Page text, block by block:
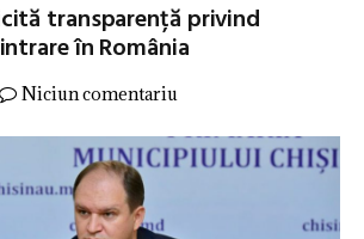
transparență privind
în România
Niciun comentariu